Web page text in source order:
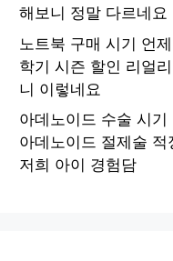
해보니 정말 다르네요
노트북 구매 시기 언
학기 시즌 할인 리얼
니 이렇네요
아데노이드 수술 시기
아데노이드 절제술 적
저희 아이 경험담